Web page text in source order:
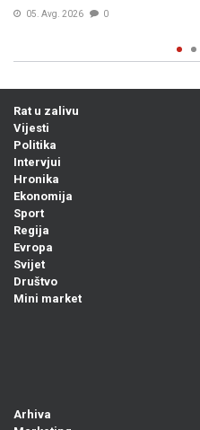
05. Avg. 2026
Rat u zalivu
Vijesti
Politika
Intervjui
Hronika
Ekonomija
Sport
Regija
Evropa
Svijet
Društvo
Mini market
Arhiva